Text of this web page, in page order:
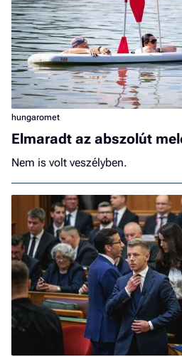
hungaromet
Elmaradt az abszolút
Nem is volt veszélyben.